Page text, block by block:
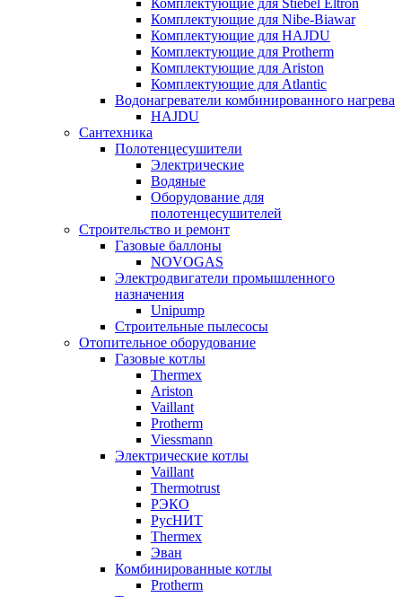
Комплектующие для Stiebel Eltron
Комплектующие для Nibe-Biawar
Комплектующие для HAJDU
Комплектующие для Protherm
Комплектующие для Ariston
Комплектующие для Atlantic
Водонагреватели комбинированного нагрева
HAJDU
Сантехника
Полотенцесушители
Электрические
Водяные
Оборудование для
полотенцесушителей
Строительство и ремонт
Газовые баллоны
NOVOGAS
Электродвигатели промышленного
назначения
Unipump
Строительные пылесосы
Отопительное оборудование
Газовые котлы
Thermex
Ariston
Vaillant
Protherm
Viessmann
Электрические котлы
Vaillant
Thermotrust
РЭКО
РусНИТ
Thermex
Эван
Комбинированные котлы
Protherm